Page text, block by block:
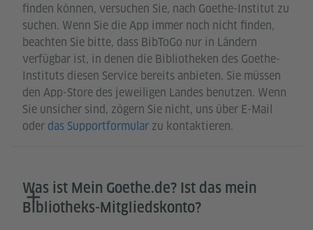
finden können, versuchen Sie, nach Goethe-Institut zu
suchen. Wenn Sie die App immer noch nicht finden,
beachten Sie bitte, dass BibToGo nur in Ländern
verfügbar ist, in denen die Bibliotheken des Goethe-
Instituts diesen Service bereits anbieten. Sie müssen
den App-Store des jeweiligen Landes benutzen. Wenn
Sie unsicher sind, zögern Sie nicht, uns über E-Mail
oder das Supportformular zu kontaktieren.
Was ist Mein Goethe.de? Ist das mein
Bibliotheks-Mitgliedskonto?